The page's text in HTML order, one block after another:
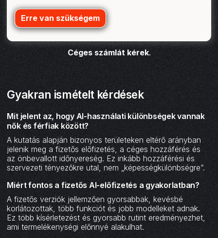
Erre van szükségem
Céges számlát kérek.
Gyakran ismételt kérdések
Mit jelent az, hogy AI-használati különbségek vannak
nők és férfiak között?
A kutatás alapján bizonyos területeken eltérő arányban
jelenik meg a fizetős előfizetés, a céges hozzáférés és
az önbevallott időnyereség. Ez inkább hozzáférési és
szervezeti tényezőkre utal, nem „képességkülönbségre”.
Miért fontos a fizetős AI-előfizetés a gyakorlatban?
A fizetős verziók jellemzően gyorsabbak, kevésbé
korlátozottak, több funkciót és jobb modelleket adnak.
Ez több kísérletezést és gyorsabb rutint eredményezhet,
ami termelékenységi előnnyé alakulhat.